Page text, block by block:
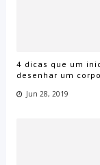
4 dicas que um
desenhar um corpo
Jun 28, 2019